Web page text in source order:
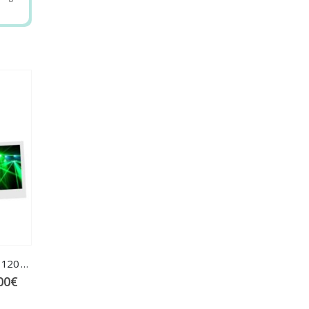
Pack Lumière C2 – 60 Pers (barre 120 cm)
€